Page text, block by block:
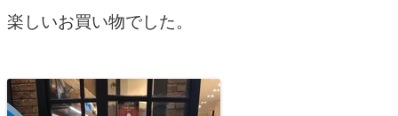
楽しいお買い物でした。